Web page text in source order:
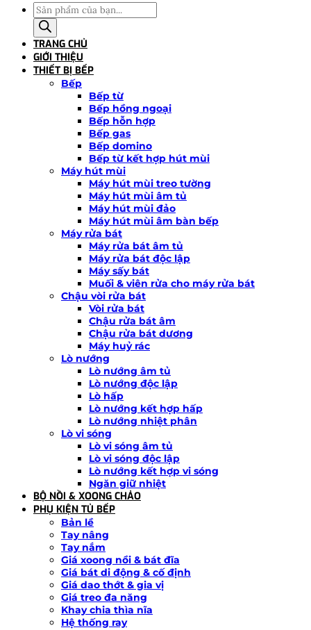
Tìm
kiếm
sản
phẩm
TRANG CHỦ
GIỚI THIỆU
THIẾT BỊ BẾP
Bếp
Bếp từ
Bếp hồng ngoại
Bếp hỗn hợp
Bếp gas
Bếp domino
Bếp từ kết hợp hút mùi
Máy hút mùi
Máy hút mùi treo tường
Máy hút mùi âm tủ
Máy hút mùi đảo
Máy hút mùi âm bàn bếp
Máy rửa bát
Máy rửa bát âm tủ
Máy rửa bát độc lập
Máy sấy bát
Muối & viên rửa cho máy rửa bát
Chậu vòi rửa bát
Vòi rửa bát
Chậu rửa bát âm
Chậu rửa bát dương
Máy huỷ rác
Lò nướng
Lò nướng âm tủ
Lò nướng độc lập
Lò hấp
Lò nướng kết hợp hấp
Lò nướng nhiệt phân
Lò vi sóng
Lò vi sóng âm tủ
Lò vi sóng độc lập
Lò nướng kết hợp vi sóng
Ngăn giữ nhiệt
BỘ NỒI & XOONG CHẢO
PHỤ KIỆN TỦ BẾP
Bản lề
Tay nâng
Tay nắm
Giá xoong nồi & bát đĩa
Giá bát di động & cố định
Giá dao thớt & gia vị
Giá treo đa năng
Khay chia thìa nĩa
Hệ thống ray